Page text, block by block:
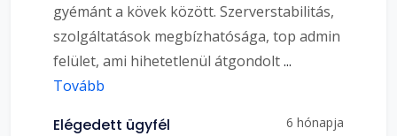
gyémánt a kövek között. Szerverstabilitás,
szolgáltatások megbízhatósága, top admin
felület, ami hihetetlenül átgondolt...
Tovább
Elégedett ügyfél 6 hónapja